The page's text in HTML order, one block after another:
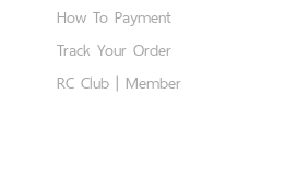
How To Payment
Track Your Order
RC Club | Member